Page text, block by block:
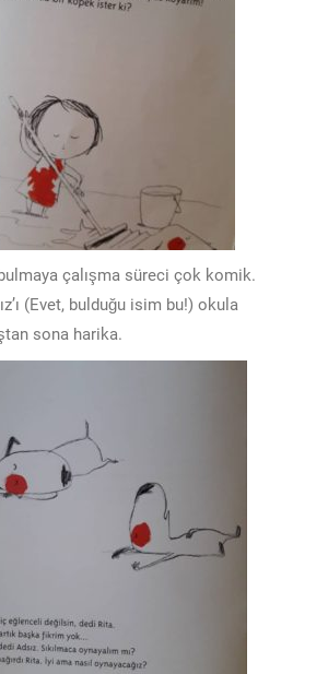
çalışma süreci çok komik.
(Evet, bulduğu isim bu!) okula
sona harika.